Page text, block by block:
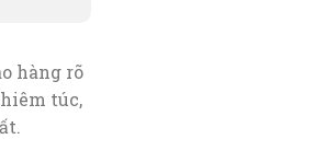
hàng rõ
túc,